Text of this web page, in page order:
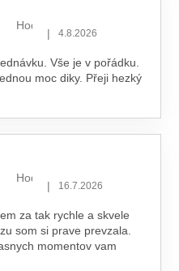
Hodnocení obchodu je 5 z 5
| 4.8.2026
Vše je v pořádku.
moc diky. Přeji hezký
Hodnocení obchodu je 5 z 5
| 16.7.2026
za tak rychle a skvele
som si prave prevzala.
momentov vam